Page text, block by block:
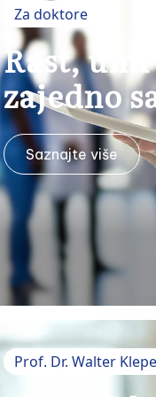
telefona.
lečenja ili
na to gde
Za doktore
Rast,
zajedno
Saznajte više
Prof. Dr. Walter